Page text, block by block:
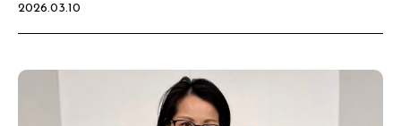
2026.03.10